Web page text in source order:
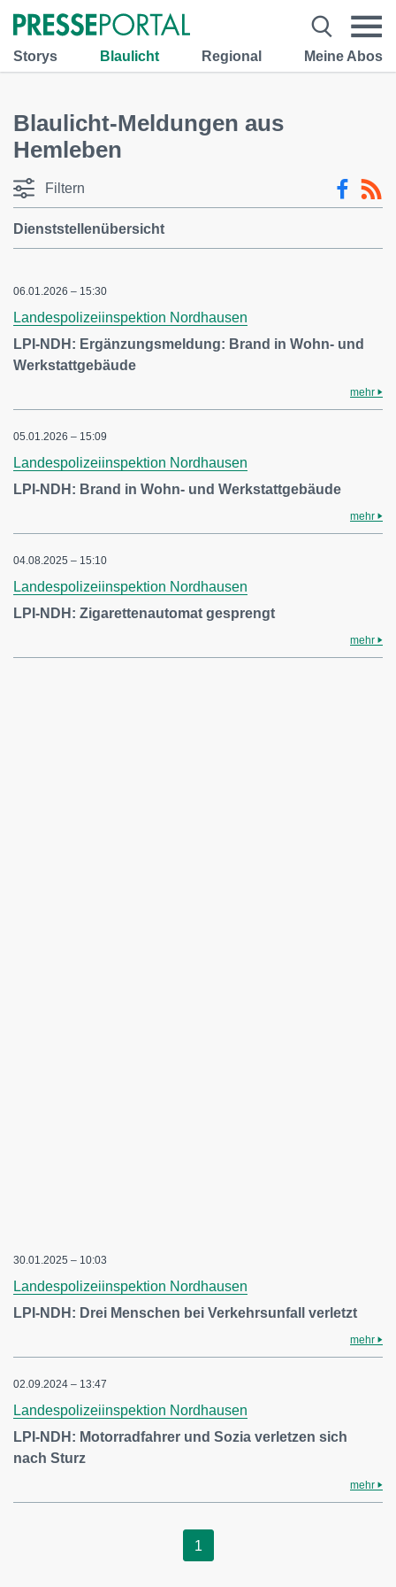
Storys Blaulicht Regional Meine Abos
Blaulicht-Meldungen aus
Hemleben
Filtern
Dienststellenübersicht
06.01.2026 – 15:30
Landespolizeiinspektion Nordhausen
LPI-NDH: Ergänzungsmeldung: Brand in Wohn- und
Werkstattgebäude
mehr
05.01.2026 – 15:09
Landespolizeiinspektion Nordhausen
LPI-NDH: Brand in Wohn- und Werkstattgebäude
mehr
04.08.2025 – 15:10
Landespolizeiinspektion Nordhausen
LPI-NDH: Zigarettenautomat gesprengt
mehr
30.01.2025 – 10:03
Landespolizeiinspektion Nordhausen
LPI-NDH: Drei Menschen bei Verkehrsunfall verletzt
mehr
02.09.2024 – 13:47
Landespolizeiinspektion Nordhausen
LPI-NDH: Motorradfahrer und Sozia verletzen sich
nach Sturz
mehr
1